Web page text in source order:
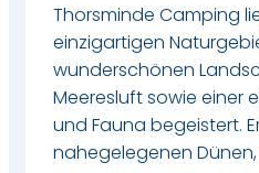
Thorsminde Camping
einzigartigen
wunderschönen
Meeresluft sowie einer
und Fauna begeistert.
nahegelegenen